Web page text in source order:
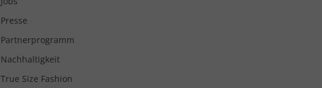
Presse
Partnerprogramm
Nachhaltigkeit
True Size Fashion